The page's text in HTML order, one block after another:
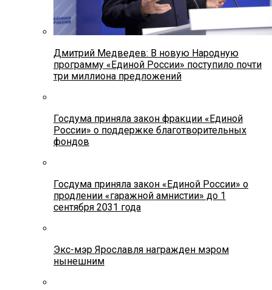
Дмитрий Медведев: В новую Народную
программу «Единой России» поступило почти
три миллиона предложений
Госдума приняла закон фракции «Единой
России» о поддержке благотворительных
фондов
Госдума приняла закон «Единой России» о
продлении «гаражной амнистии» до 1
сентября 2031 года
Экс-мэр Ярославля награжден мэром
нынешним